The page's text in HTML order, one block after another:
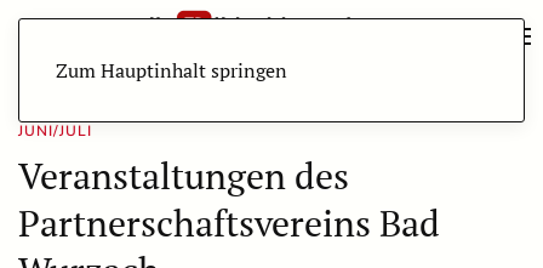
Zum Hauptinhalt springen
JUNI/JULI
Veranstaltungen des
Partnerschaftsvereins Bad